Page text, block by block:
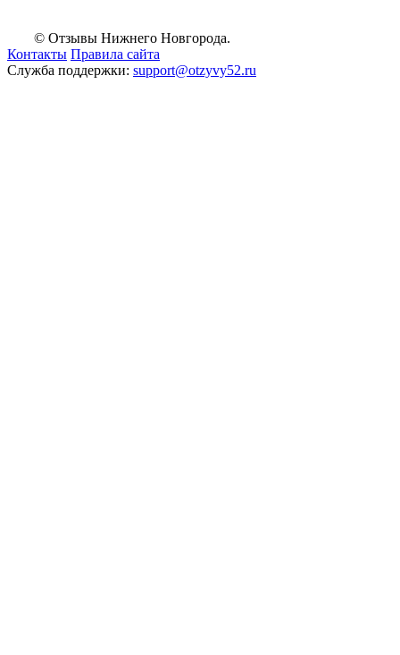
© Отзывы Нижнего Новгорода.
Контакты Правила сайта
Служба поддержки: support@otzyvy52.ru